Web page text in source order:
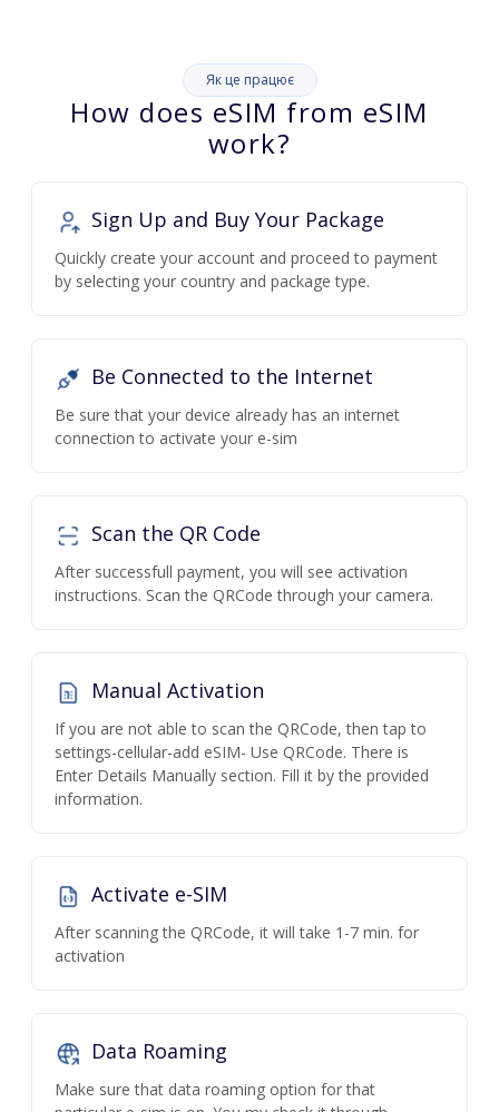
Як це працює
How does eSIM from eSIM
work?
Sign Up and Buy Your Package
Quickly create your account and proceed to payment
by selecting your country and package type.
Be Connected to the Internet
Be sure that your device already has an internet
connection to activate your e-sim
Scan the QR Code
After successfull payment, you will see activation
instructions. Scan the QRCode through your camera.
Manual Activation
If you are not able to scan the QRCode, then tap to
settings-cellular-add eSIM- Use QRCode. There is
Enter Details Manually section. Fill it by the provided
information.
Activate e-SIM
After scanning the QRCode, it will take 1-7 min. for
activation
Data Roaming
Make sure that data roaming option for that